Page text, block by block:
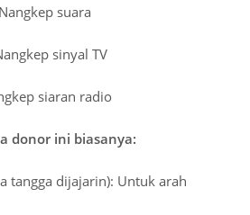
Nangkep suara
sinyal TV
siaran radio
donor ini biasanya:
tangga dijajarin): Untuk arah